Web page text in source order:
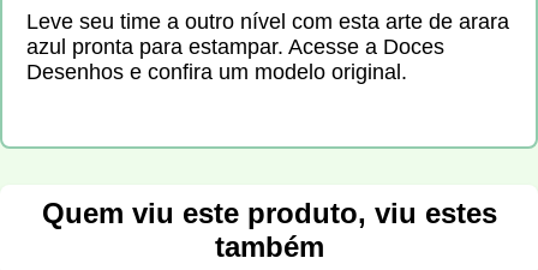
Leve seu time a outro nível com esta arte de arara
azul pronta para estampar. Acesse a Doces
Desenhos e confira um modelo original.
Quem viu este produto, viu estes
também